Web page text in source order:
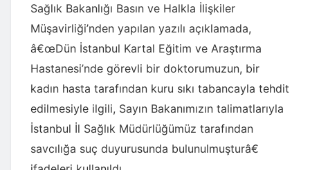
Sağlık Bakanlığı Basın ve Halkla İlişkiler
Müşavirliği’nden yapılan yazılı açıklamada,
â€œDün İstanbul Kartal Eğitim ve Araştırma
Hastanesi’nde görevli bir doktorumuzun, bir
kadın hasta tarafından kuru sıkı tabancayla tehdit
edilmesiyle ilgili, Sayın Bakanımızın talimatlarıyla
İstanbul İl Sağlık Müdürlüğümüz tarafından
savcılığa suç duyurusunda bulunulmuşturâ€